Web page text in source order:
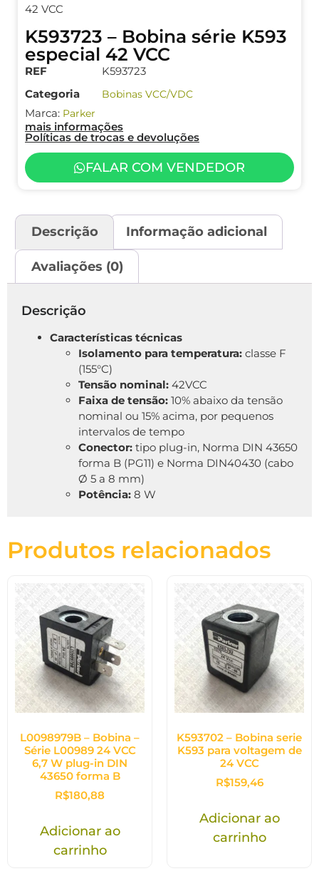
42 VCC
K593723 – Bobina série K593
especial 42 VCC
REF
K593723
Categoria
Bobinas VCC/VDC
Marca: Parker
mais informações
Políticas de trocas e devoluções
FALAR COM VENDEDOR
Descrição Informação adicional
Avaliações (0)
Descrição
Características técnicas
Isolamento para temperatura: classe F
(155°C)
Tensão nominal: 42VCC
Faixa de tensão: 10% abaixo da tensão
nominal ou 15% acima, por pequenos
intervalos de tempo
Conector: tipo plug-in, Norma DIN 43650
forma B (PG11) e Norma DIN40430 (cabo
Ø 5 a 8 mm)
Potência: 8 W
Produtos relacionados
L0098979B – Bobina –
Série L00989 24 VCC
6,7 W plug-in DIN
43650 forma B
R$180,88
Adicionar ao
carrinho
K593702 – Bobina serie
K593 para voltagem de
24 VCC
R$159,46
Adicionar ao
carrinho